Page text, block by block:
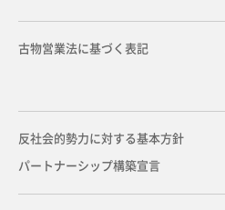
古物営業法に基づく表記
反社会的勢力に対する基本方針
パートナーシップ構築宣言